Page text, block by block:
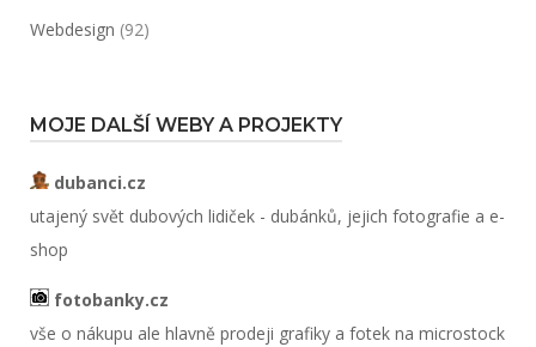
Webdesign (92)
MOJE DALŠÍ WEBY A PROJEKTY
dubanci.cz
utajený svět dubových lidiček - dubánků, jejich fotografie a e-
shop
fotobanky.cz
vše o nákupu ale hlavně prodeji grafiky a fotek na microstock